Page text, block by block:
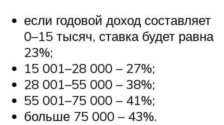
если годовой доход составляет
0–15 тысяч, ставка будет равна
23%;
15 001–28 000 – 27%;
28 001–55 000 – 38%;
55 001–75 000 – 41%;
больше 75 000 – 43%.